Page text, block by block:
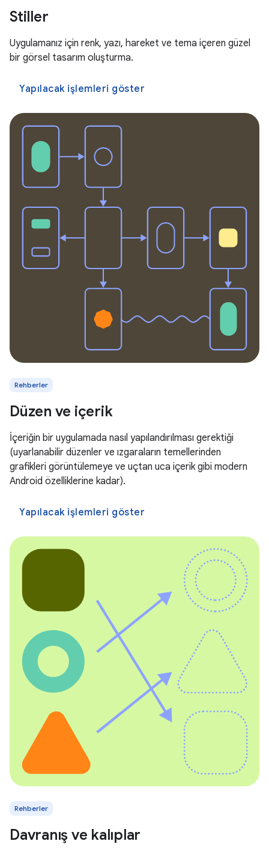
Stiller
Uygulamanız için renk, yazı, hareket ve tema içeren güzel
bir görsel tasarım oluşturma.
Yapılacak işlemleri göster
Rehberler
Düzen ve içerik
İçeriğin bir uygulamada nasıl yapılandırılması gerektiği
(uyarlanabilir düzenler ve ızgaraların temellerinden
grafikleri görüntülemeye ve uçtan uca içerik gibi modern
Android özelliklerine kadar).
Yapılacak işlemleri göster
Rehberler
Davranış ve kalıplar